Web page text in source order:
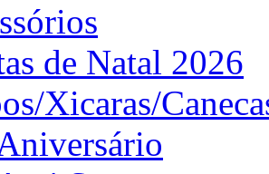
de Natal 2026
Xicaras/